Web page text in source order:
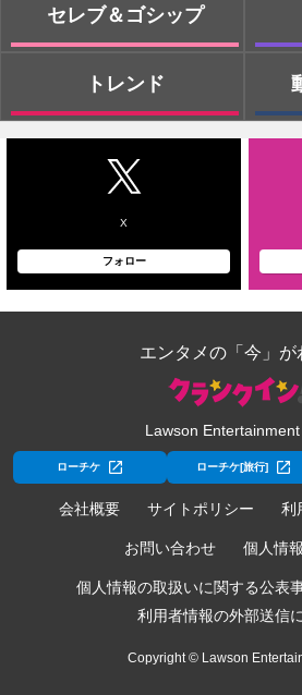
セレブ＆ゴシップ
トレンド
X
フォロー
エンタメの「今」が
Lawson
ローチケ ローチケ[旅行]
会社概要 サイトポリシー 利
お問い合わせ 個人情
個人情報の取扱いに関する公表
利用者情報の外部送信
Copyright © Lawson